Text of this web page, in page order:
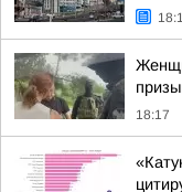
18:17